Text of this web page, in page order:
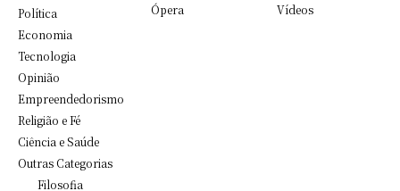
Política
Economia
Tecnologia
Opinião
Empreendedorismo
Religião e Fé
Ciência e Saúde
Outras Categorias
Filosofia
Ópera
Vídeos